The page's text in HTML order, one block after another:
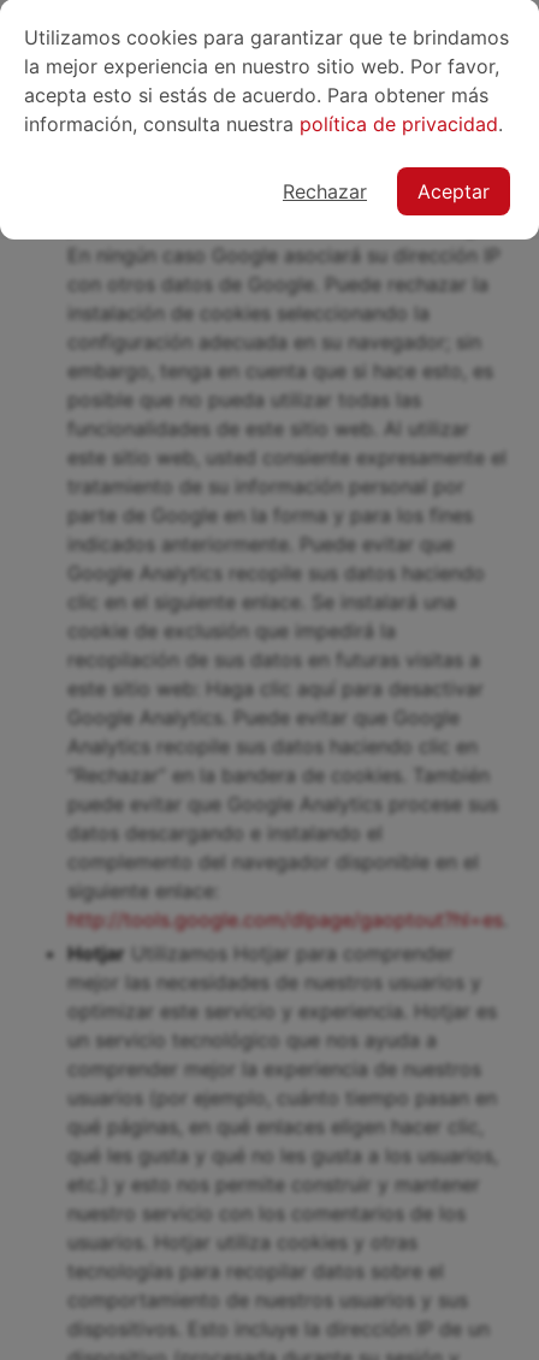
Utilizamos cookies para garantizar que te brindamos
la mejor experiencia en nuestro sitio web. Por favor,
acepta esto si estás de acuerdo. Para obtener más
información, consulta nuestra política de privacidad.
Rechazar Aceptar
sobre la actividad del sitio web para los
operadores del sitio y proporcionar otros
servicios relacionados con la actividad del sitio
web y el uso de Internet. Google también puede
transferir esta información a terceros cuando lo
requiera la ley o cuando dichos terceros
En ningún caso Google asociará su dirección IP
con otros datos de Google. Puede rechazar la
instalación de cookies seleccionando la
configuración adecuada en su navegador; sin
embargo, tenga en cuenta que si hace esto, es
posible que no pueda utilizar todas las
funcionalidades de este sitio web. Al utilizar
este sitio web, usted consiente expresamente el
tratamiento de su información personal por
parte de Google en la forma y para los fines
indicados anteriormente. Puede evitar que
Google Analytics recopile sus datos haciendo
clic en el siguiente enlace. Se instalará una
cookie de exclusión que impedirá la
recopilación de sus datos en futuras visitas a
este sitio web: Haga clic aquí para desactivar
Google Analytics. Puede evitar que Google
Analytics recopile sus datos haciendo clic en
“Rechazar” en la bandera de cookies. También
puede evitar que Google Analytics procese sus
datos descargando e instalando el
complemento del navegador disponible en el
siguiente enlace:
http://tools.google.com/dlpage/gaoptout?hl=es
Hotjar Utilizamos Hotjar para comprender
mejor las necesidades de nuestros usuarios y
optimizar este servicio y experiencia. Hotjar es
un servicio tecnológico que nos ayuda a
comprender mejor la experiencia de nuestros
usuarios (por ejemplo, cuánto tiempo pasan en
qué páginas, en qué enlaces eligen hacer clic,
qué les gusta y qué no les gusta a los usuarios,
etc.) y esto nos permite construir y mantener
nuestro servicio con los comentarios de los
usuarios. Hotjar utiliza cookies y otras
tecnologías para recopilar datos sobre el
comportamiento de nuestros usuarios y sus
dispositivos. Esto incluye la dirección IP de un